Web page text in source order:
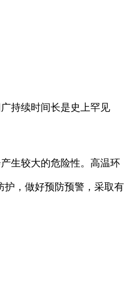
持续时间长是史上罕见
生较大的危险性。高温环
护，做好预防预警，采取有